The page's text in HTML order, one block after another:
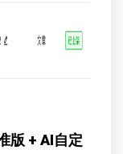
版 + AI自定